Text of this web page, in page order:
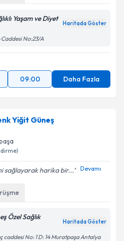
Yaşam ve Diyet
Haritada Göster
No:23/A
09:00 Daha Fazla
Yiğit Güneş
sağlayarak harika bir... Devamı
Özel Sağlık
Haritada Göster
caddesi No: 1 D: 14 Muratpaşa Antalya